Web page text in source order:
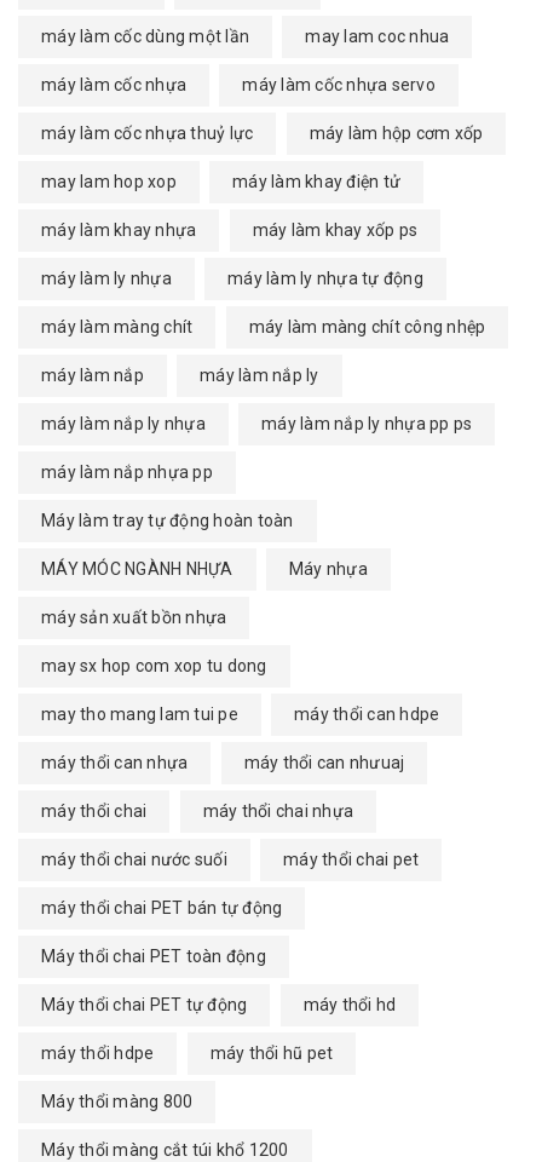
máy làm cốc dùng một lần may lam coc nhua
máy làm cốc nhựa máy làm cốc nhựa servo
máy làm cốc nhựa thuỷ lực máy làm hộp cơm xốp
may lam hop xop máy làm khay điện tử
máy làm khay nhựa máy làm khay xốp ps
máy làm ly nhựa máy làm ly nhựa tự động
máy làm màng chít máy làm màng chít công nhệp
máy làm nắp máy làm nắp ly
máy làm nắp ly nhựa máy làm nắp ly nhựa pp ps
máy làm nắp nhựa pp
Máy làm tray tự động hoàn toàn
MÁY MÓC NGÀNH NHỰA Máy nhựa
máy sản xuất bồn nhựa
may sx hop com xop tu dong
may tho mang lam tui pe máy thổi can hdpe
máy thổi can nhựa máy thổi can nhưuaj
máy thổi chai máy thổi chai nhựa
máy thổi chai nước suối máy thổi chai pet
máy thổi chai PET bán tự động
Máy thổi chai PET toàn động
Máy thổi chai PET tự động máy thổi hd
máy thổi hdpe máy thổi hũ pet
Máy thổi màng 800
Máy thổi màng cắt túi khổ 1200